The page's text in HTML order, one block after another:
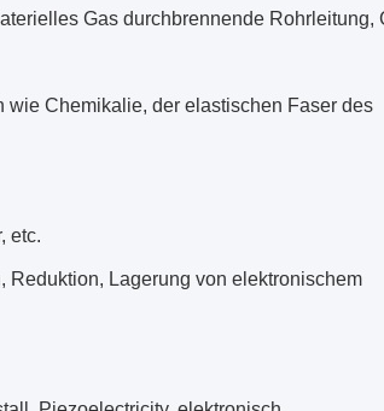
Gas durchbrennende Rohrleitung,
wie Chemikalie, der elastischen Faser des
etc.
Reduktion, Lagerung von elektronischem